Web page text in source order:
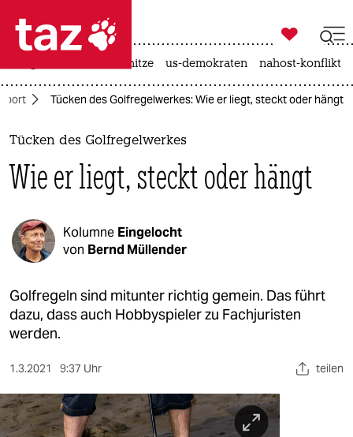
 taz zahl ich
taz zahl ich
themen
politik
öko
gesellschaft
kultur
sport
nord
wahrheit

taz zahl ich
hitze us-demokraten nahost-konflikt
Tücken des Golfregelwerkes: Wie er liegt, steckt oder hängt
Tücken des Golfregelwerkes
Wie er liegt, steckt oder hängt
Kolumne Eingelocht
von Bernd Müllender
Golfregeln sind mitunter richtig gemein. Das führt
dazu, dass auch Hobbyspieler zu Fachjuristen
werden.
1.3.2021 9:37 Uhr teilen